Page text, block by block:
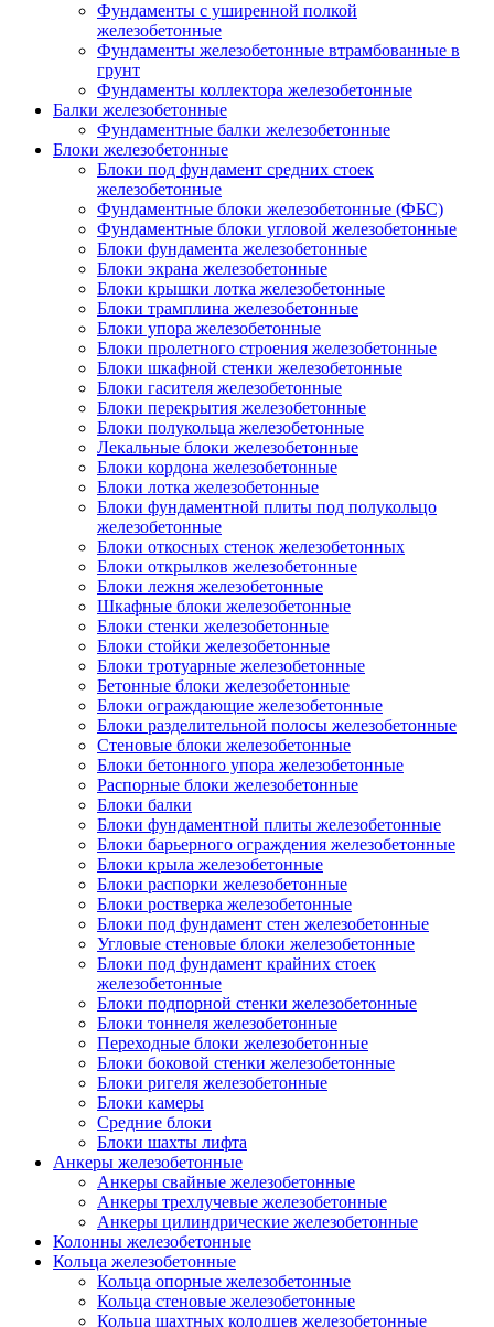
Фундаменты с уширенной полкой
железобетонные
Фундаменты железобетонные втрамбованные в
грунт
Фундаменты коллектора железобетонные
Балки железобетонные
Фундаментные балки железобетонные
Блоки железобетонные
Блоки под фундамент средних стоек
железобетонные
Фундаментные блоки железобетонные (ФБС)
Фундаментные блоки угловой железобетонные
Блоки фундамента железобетонные
Блоки экрана железобетонные
Блоки крышки лотка железобетонные
Блоки трамплина железобетонные
Блоки упора железобетонные
Блоки пролетного строения железобетонные
Блоки шкафной стенки железобетонные
Блоки гасителя железобетонные
Блоки перекрытия железобетонные
Блоки полукольца железобетонные
Лекальные блоки железобетонные
Блоки кордона железобетонные
Блоки лотка железобетонные
Блоки фундаментной плиты под полукольцо
железобетонные
Блоки откосных стенок железобетонных
Блоки открылков железобетонные
Блоки лежня железобетонные
Шкафные блоки железобетонные
Блоки стенки железобетонные
Блоки стойки железобетонные
Блоки тротуарные железобетонные
Бетонные блоки железобетонные
Блоки ограждающие железобетонные
Блоки разделительной полосы железобетонные
Стеновые блоки железобетонные
Блоки бетонного упора железобетонные
Распорные блоки железобетонные
Блоки балки
Блоки фундаментной плиты железобетонные
Блоки барьерного ограждения железобетонные
Блоки крыла железобетонные
Блоки распорки железобетонные
Блоки ростверка железобетонные
Блоки под фундамент стен железобетонные
Угловые стеновые блоки железобетонные
Блоки под фундамент крайних стоек
железобетонные
Блоки подпорной стенки железобетонные
Блоки тоннеля железобетонные
Переходные блоки железобетонные
Блоки боковой стенки железобетонные
Блоки ригеля железобетонные
Блоки камеры
Средние блоки
Блоки шахты лифта
Анкеры железобетонные
Анкеры свайные железобетонные
Анкеры трехлучевые железобетонные
Анкеры цилиндрические железобетонные
Колонны железобетонные
Кольца железобетонные
Кольца опорные железобетонные
Кольца стеновые железобетонные
Кольца шахтных колодцев железобетонные